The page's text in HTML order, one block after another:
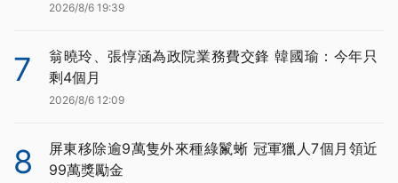
2026/8/6 19:39
7
翁曉玲、張惇涵為政院業務費交鋒 韓國瑜：今年只
剩4個月
2026/8/6 12:09
8
屏東移除逾9萬隻外來種綠鬣蜥 冠軍獵人7個月領近
99萬獎勵金